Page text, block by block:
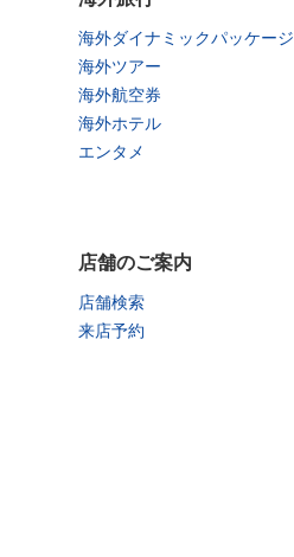
海外ダイナミックパッケージ
海外ツアー
海外航空券
海外ホテル
エンタメ
店舗のご案内
店舗検索
来店予約